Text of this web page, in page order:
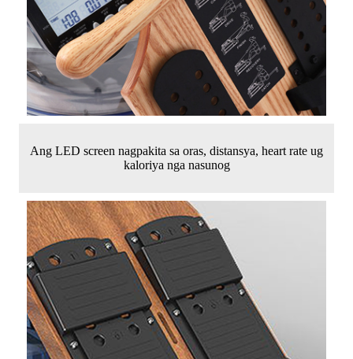
Ang LED screen nagpakita sa oras, distansya, heart rate ug
kaloriya nga nasunog